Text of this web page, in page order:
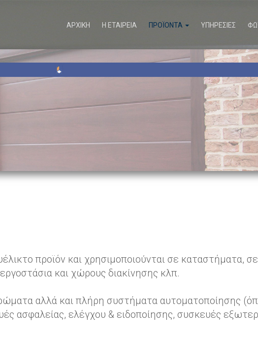
ΑΡΧΙΚΗ Η ΕΤΑΙΡΕΙΑ ΠΡΟΪΟΝΤΑ ΥΠΗΡΕΣΙΕΣ
προϊόν και χρησιμοποιούνται σε καταστήματα,
και χώρους διακίνησης κλπ.
αλλά και πλήρη συστήματα αυτοματοποίησης
ασφαλείας, ελέγχου & ειδοποίησης, συσκευές